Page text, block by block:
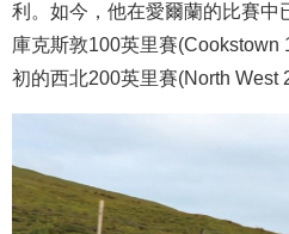
利。如今，他在愛爾蘭的比賽中
庫克斯敦100英里賽(Cookstown
初的西北200英里賽(North West